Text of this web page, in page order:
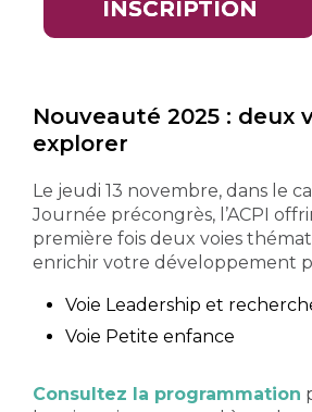
INSCRIPTION
Nouveauté 2025 : deux
explorer
Le jeudi 13 novembre, dans le
Journée précongrès, l’ACPI
premièrefois deuxvoies
enrichir votre développement
Voie Leadership et
Voie Petite enfance
Consultez la programmation